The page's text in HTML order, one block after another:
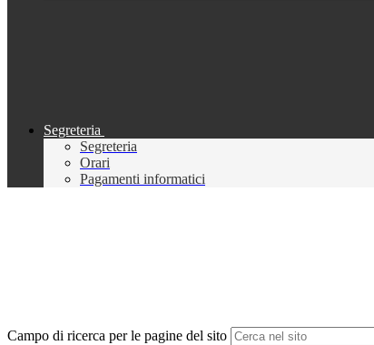
Segreteria
Segreteria
Orari
Pagamenti informatici
Campo di ricerca per le pagine del sito